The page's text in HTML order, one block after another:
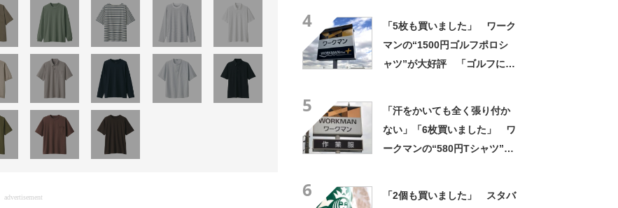
advertisement
4
「5枚も買いました」 ワーク
マンの“1500円ゴルフポロシ
ャツ”が大好評 「ゴルフにも
5
「汗をかいても全く張り付か
ない」「6枚買いました」 ワ
ークマンの“580円Tシャツ”が
6
「2個も買いました」 スタバ